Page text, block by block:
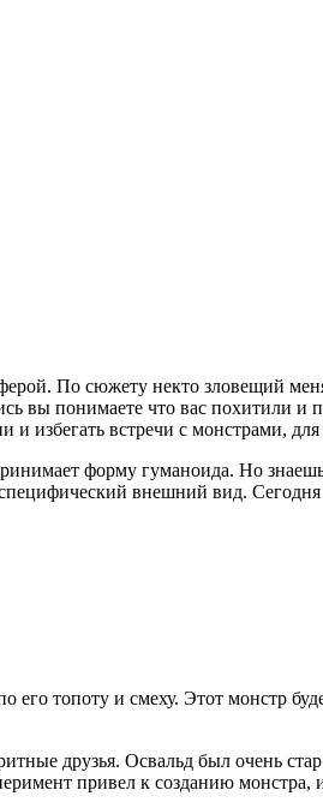
По сюжету некто зловещий
вы понимаете что вас похитили и
встречи с монстрами,
форму гуманоида. Но
внешний вид.
топоту и смеху. Этот монстр
друзья. Освальд был очень
привел к созданию монстра,